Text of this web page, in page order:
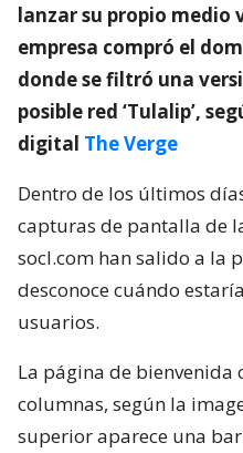
lanzar su propio medio
empresa compró el
donde se filtró una
posible red ‘Tulalip’,
digital The Verge
Dentro de los últimos
capturas de pantalla de
socl.com han salido a la
desconoce cuándo
usuarios.
La página de bienvenida
columnas, según la
superior aparece una